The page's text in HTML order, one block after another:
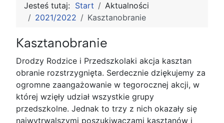
Jesteś tutaj: Start
Aktualności
2021/2022
Kasztanobranie
Kasztanobranie
Drodzy Rodzice i Przedszkolaki akcja kasztan
obranie rozstrzygnięta. Serdecznie dziękujemy za
ogromne zaangażowanie w tegorocznej akcji, w
której wzięły udział wszystkie grupy
przedszkolne. Jednak to trzy z nich okazały się
najwytrwalszymi poszukiwaczami kasztanów i